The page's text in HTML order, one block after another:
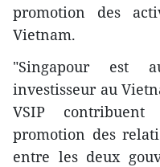
promotion des
Vietnam.
"Singapour est
investisseur au
VSIP
promotion des
entre les deux